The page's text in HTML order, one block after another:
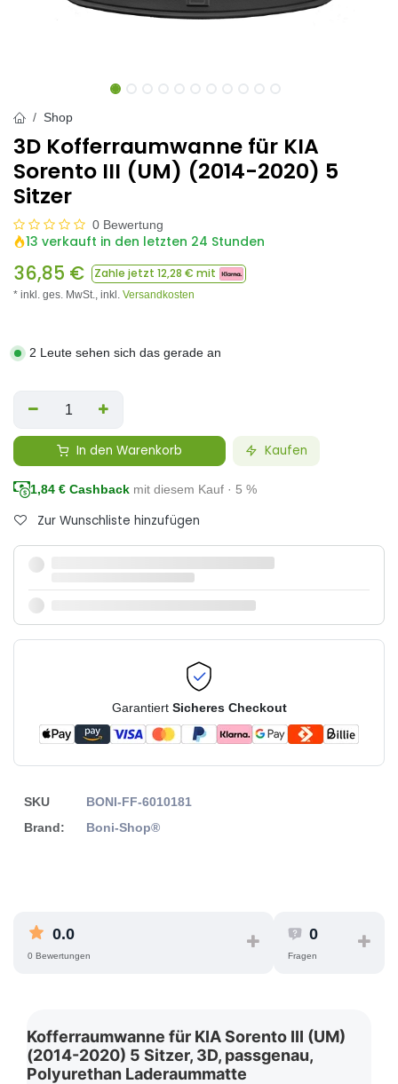
Shop
3D Kofferraumwanne für KIA
Sorento III (UM) (2014-2020) 5
Sitzer
0 Bewertung
13 verkauft in den letzten 24 Stunden
36,85 € Zahle jetzt 12,28 € mit
* inkl. ges. MwSt., inkl. Versandkosten
2 Leute sehen sich das gerade an
In den Warenkorb Kaufen
1,84 € Cashback mit diesem Kauf · 5 %
Zur Wunschliste hinzufügen
Garantiert Sicheres Checkout
SKU
BONI-FF-6010181
Brand:
Boni-Shop®
0.0
0 Bewertungen
0
Fragen
Kofferraumwanne für KIA Sorento III (UM)
(2014-2020) 5 Sitzer, 3D, passgenau,
Polyurethan Laderaummatte